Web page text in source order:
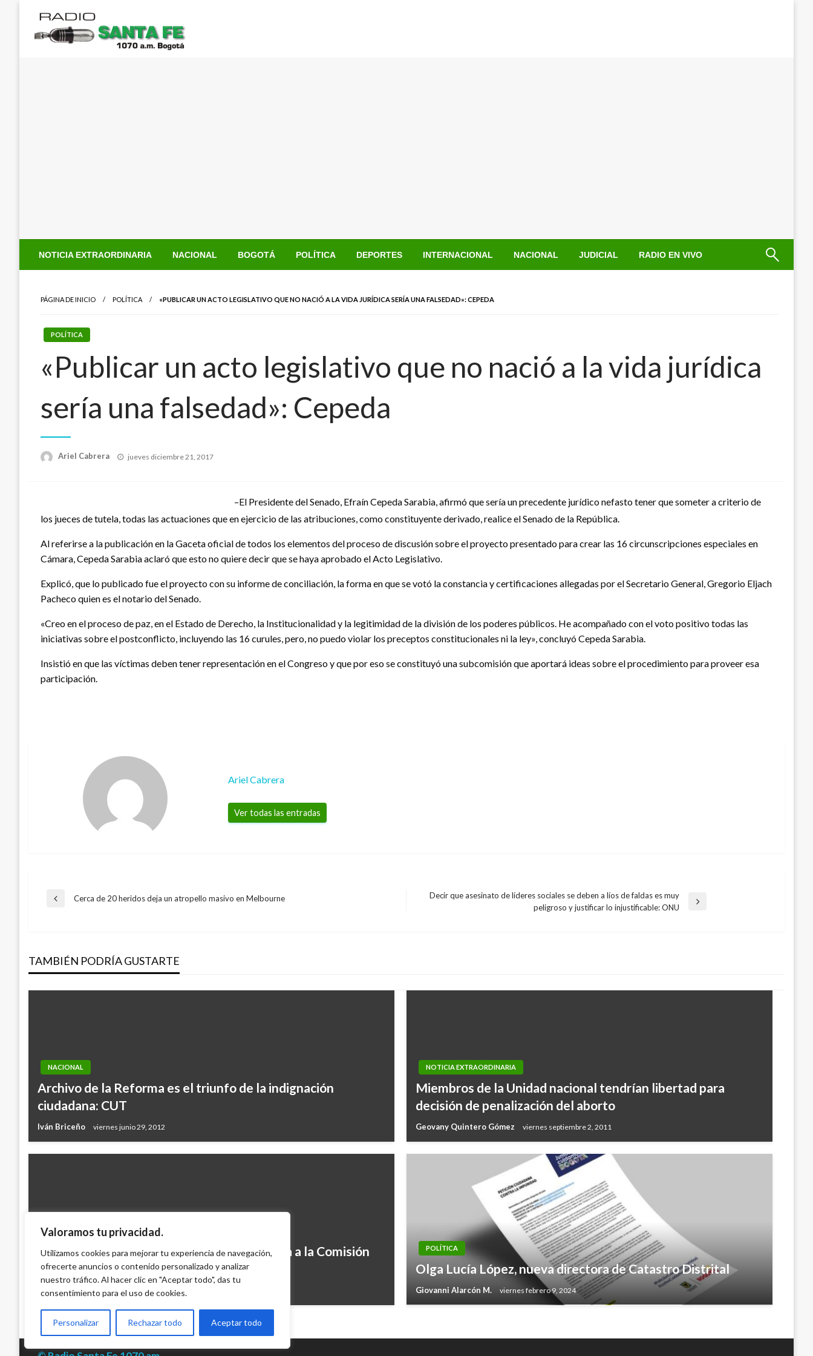
Valoramos tu privacidad.
Utilizamos cookies para mejorar tu experiencia de navegación,
ofrecerte anuncios o contenido personalizado y analizar
nuestro tráfico. Al hacer clic en "Aceptar todo", das tu
consentimiento para el uso de cookies.
Personalizar Rechazar todo Aceptar todo
contenido
NOTICIA EXTRAORDINARIA NACIONAL BOGOTÁ POLÍTICA DEPORTES INTERNACIONAL NACIONAL JUDICIAL RADIO EN VIVO
PÁGINA DE INICIO POLÍTICA «PUBLICAR UN ACTO LEGISLATIVO QUE NO NACIÓ A LA VIDA JURÍDICA SERÍA UNA FALSEDAD»: CEPEDA
POLÍTICA
«Publicar un acto legislativo que no nació a la vida jurídica
sería una falsedad»: Cepeda
Ariel Cabrera
Publicado
jueves diciembre 21, 2017
–El Presidente del Senado, Efraín Cepeda Sarabia, afirmó que sería un precedente jurídico nefasto tener que someter a criterio de
los jueces de tutela, todas las actuaciones que en ejercicio de las atribuciones, como constituyente derivado, realice el Senado de la República.
Al referirse a la publicación en la Gaceta oficial de todos los elementos del proceso de discusión sobre el proyecto presentado para crear las 16 circunscripciones especiales en
Cámara, Cepeda Sarabia aclaró que esto no quiere decir que se haya aprobado el Acto Legislativo.
Explicó, que lo publicado fue el proyecto con su informe de conciliación, la forma en que se votó la constancia y certificaciones allegadas por el Secretario General, Gregorio Eljach
Pacheco quien es el notario del Senado.
«Creo en el proceso de paz, en el Estado de Derecho, la Institucionalidad y la legitimidad de la división de los poderes públicos. He acompañado con el voto positivo todas las
iniciativas sobre el postconflicto, incluyendo las 16 curules, pero, no puedo violar los preceptos constitucionales ni la ley», concluyó Cepeda Sarabia.
Insistió en que las víctimas deben tener representación en el Congreso y que por eso se constituyó una subcomisión que aportará ideas sobre el procedimiento para proveer esa
participación.
Ariel Cabrera
Ver todas las entradas
Navegación
entradas
Entrada
Cerca de 20 heridos deja un atropello masivo en Melbourne
Decir que asesinato de líderes sociales se deben a líos de faldas es muy
peligroso y justificar lo injustificable: ONU
TAMBIÉN PODRÍA GUSTARTE
NACIONAL
Archivo de la Reforma es el triunfo de la indignación
ciudadana: CUT
Iván Briceño viernes junio 29, 2012
NOTICIA EXTRAORDINARIA
Miembros de la Unidad nacional tendrían libertad para
decisión de penalización del aborto
Geovany Quintero Gómez viernes septiembre 2, 2011
PANORAMA NACIONAL
La izquierda del Parlamento Europeo nomina a la Comisión
de la Verdad al premio Sájarov
Iván Briceño miércoles septiembre 14, 2022
POLÍTICA
Olga Lucía López, nueva directora de Catastro Distrital
Giovanni Alarcón M. viernes febrero 9, 2024